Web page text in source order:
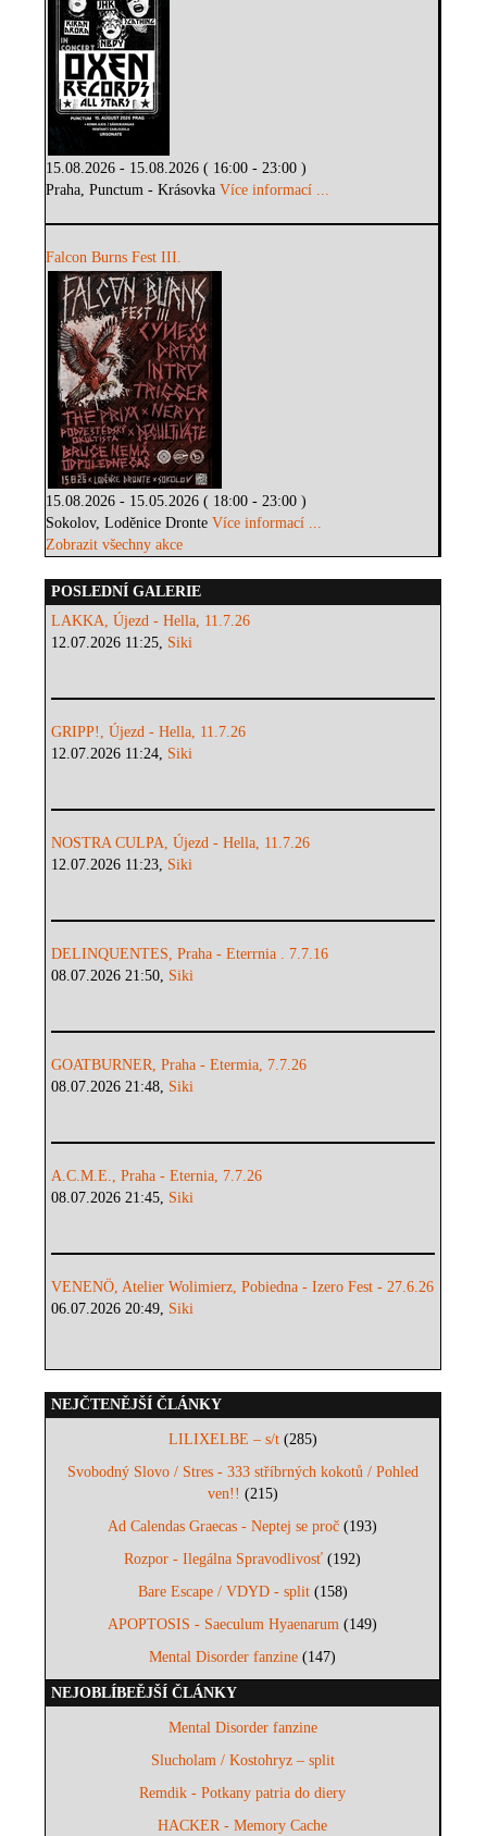
15.08.2026 - 15.08.2026 ( 16:00 - 23:00 )
Praha, Punctum - KrásovkaVíce informací ...
Falcon Burns Fest III.
15.08.2026 - 15.05.2026 ( 18:00 - 23:00 )
Sokolov, Loděnice DronteVíce informací ...
Zobrazit všechny akce
POSLEDNÍ GALERIE
LAKKA, Újezd - Hella, 11.7.26
12.07.2026 11:25, Siki
GRIPP!, Újezd - Hella, 11.7.26
12.07.2026 11:24, Siki
NOSTRA CULPA, Újezd - Hella, 11.7.26
12.07.2026 11:23, Siki
DELINQUENTES, Praha - Eterrnia . 7.7.16
08.07.2026 21:50, Siki
GOATBURNER, Praha - Etermia, 7.7.26
08.07.2026 21:48, Siki
A.C.M.E., Praha - Eternia, 7.7.26
08.07.2026 21:45, Siki
VENENÖ, Atelier Wolimierz, Pobiedna - Izero Fest - 27.6.26
06.07.2026 20:49, Siki
NEJČTENĚJŠÍ ČLÁNKY
LILIXELBE – s/t(285)
Svobodný Slovo / Stres - 333 stříbrných kokotů / Pohled
ven!! (215)
Ad Calendas Graecas - Neptej se proč (193)
Rozpor - Ilegálna Spravodlivosť (192)
Bare Escape / VDYD - split(158)
APOPTOSIS - Saeculum Hyaenarum (149)
Mental Disorder fanzine (147)
NEJOBLÍBEĚJŠÍ ČLÁNKY
Mental Disorder fanzine
Slucholam / Kostohryz – split
Remdik - Potkany patria do diery
HACKER - Memory Cache